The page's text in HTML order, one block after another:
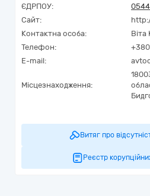
ЄДРПОУ:
Сайт:
Контактна особа:
Телефон:
E-mail:
Місцезнаходження:
Витяг про
Реєстр